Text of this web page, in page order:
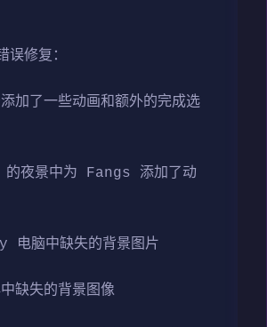
修复：
加了一些动画和额外的完成选
夜景中为 Fangs 添加了动
电脑中缺失的背景图片
缺失的背景图像